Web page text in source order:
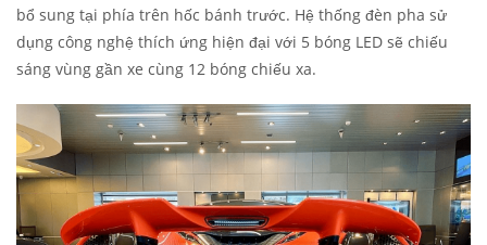
bổ sung tại phía trên hốc bánh trước. Hệ thống đèn pha sử
dụng công nghệ thích ứng hiện đại với 5 bóng LED sẽ chiếu
sáng vùng gần xe cùng 12 bóng chiếu xa.